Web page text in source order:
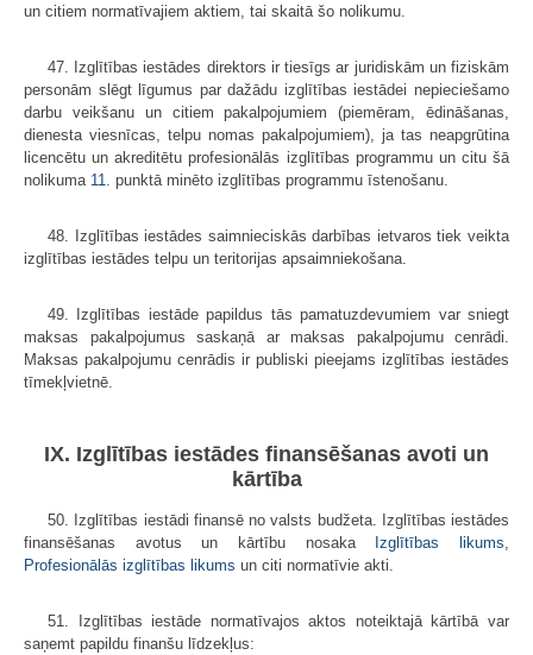
un citiem normatīvajiem aktiem, tai skaitā šo nolikumu.
47. Izglītības iestādes direktors ir tiesīgs ar juridiskām un fiziskām
personām slēgt līgumus par dažādu izglītības iestādei nepieciešamo
darbu veikšanu un citiem pakalpojumiem (piemēram, ēdināšanas,
dienesta viesnīcas, telpu nomas pakalpojumiem), ja tas neapgrūtina
licencētu un akreditētu profesionālās izglītības programmu un citu šā
nolikuma 11. punktā minēto izglītības programmu īstenošanu.
48. Izglītības iestādes saimnieciskās darbības ietvaros tiek veikta
izglītības iestādes telpu un teritorijas apsaimniekošana.
49. Izglītības iestāde papildus tās pamatuzdevumiem var sniegt
maksas pakalpojumus saskaņā ar maksas pakalpojumu cenrādi.
Maksas pakalpojumu cenrādis ir publiski pieejams izglītības iestādes
tīmekļvietnē.
IX. Izglītības iestādes finansēšanas avoti un
kārtība
50. Izglītības iestādi finansē no valsts budžeta. Izglītības iestādes
finansēšanas avotus un kārtību nosaka
Izglītības likums,
Profesionālās izglītības likums un citi normatīvie akti.
51. Izglītības iestāde normatīvajos aktos noteiktajā kārtībā var
saņemt papildu finanšu līdzekļus: